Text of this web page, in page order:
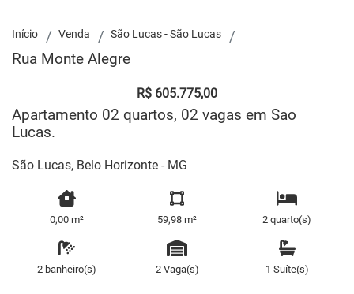
Início Venda São Lucas - São Lucas
Rua Monte Alegre
R$ 605.775,00
Apartamento 02 quartos, 02 vagas em Sao
Lucas.
São Lucas, Belo Horizonte - MG
0,00 m² 59,98 m² 2 quarto(s)
2 banheiro(s) 2 Vaga(s) 1 Suíte(s)